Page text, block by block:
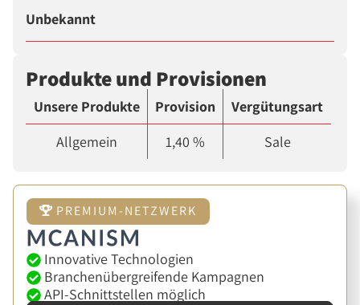
Unbekannt
Produkte und Provisionen
Unsere Produkte Provision
Vergütungsart
Allgemein
1,40 % Sale
PREMIUM-NETZWERK
Innovative Technologien
Branchenübergreifende Kampagnen
API-Schnittstellen möglich